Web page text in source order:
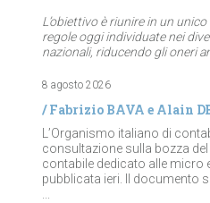
L’obiettivo è riunire in un
regole oggi individuate nei
nazionali, riducendo gli oneri
8 agosto 2026
/Fabrizio BAVA e Alain
L’Organismo italiano di
consultazione sulla bozza
contabile dedicato alle micro
pubblicata ieri. Il documento
...